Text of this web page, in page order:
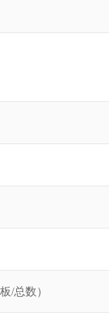
/总数）